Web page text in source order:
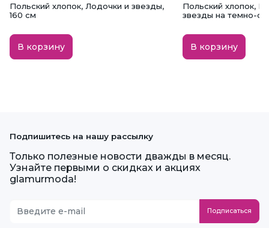
Польский хлопок, Лодочки и звезды,
160 см
В корзину
Польский хлопок,
звезды на темно-
В корзину
Подпишитесь на нашу рассылку
Только полезные новости дважды в месяц.
Узнайте первыми о скидках и акциях
glamurmoda!